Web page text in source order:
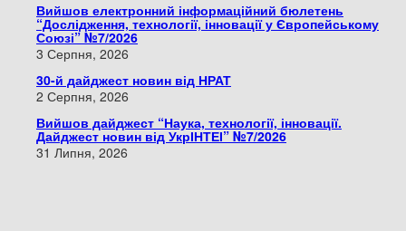
Вийшов електронний інформаційний бюлетень
“Дослідження, технології, інновації у Європейському
Союзі” №7/2026
3 Серпня, 2026
30-й дайджест новин від НРАТ
2 Серпня, 2026
Вийшов дайджест “Наука, технології, інновації.
Дайджест новин від УкрІНТЕІ” №7/2026
31 Липня, 2026